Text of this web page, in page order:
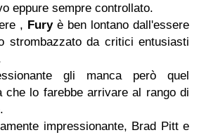
eppure sempre controllato.
, Furyè ben lontano dall'essere
strombazzato da critici entusiasti
gli manca però quel
che lo farebbe arrivare al rango di
impressionante, Brad Pitt e